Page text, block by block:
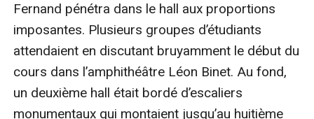
Fernand pénétra dans le hall aux proportions
imposantes. Plusieurs groupes d’étudiants
attendaient en discutant bruyamment le début du
cours dans l’amphithéâtre Léon Binet. Au fond,
un deuxième hall était bordé d’escaliers
monumentaux qui montaient jusqu’au huitième